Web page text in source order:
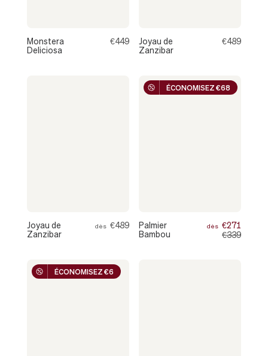
Monstera
Deliciosa
€449
Joyau de
Zanzibar
€489
Joyau de
Zanzibar
dès €489
ÉCONOMISEZ €68
Palmier
Bambou
dès €271
€339
ÉCONOMISEZ €6